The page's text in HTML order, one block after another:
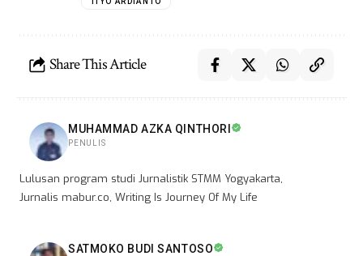
Share This Article
MUHAMMAD AZKA QINTHORI
PENULIS
Lulusan program studi Jurnalistik STMM Yogyakarta,
Jurnalis mabur.co, Writing Is Journey Of My Life
SATMOKO BUDI SANTOSO